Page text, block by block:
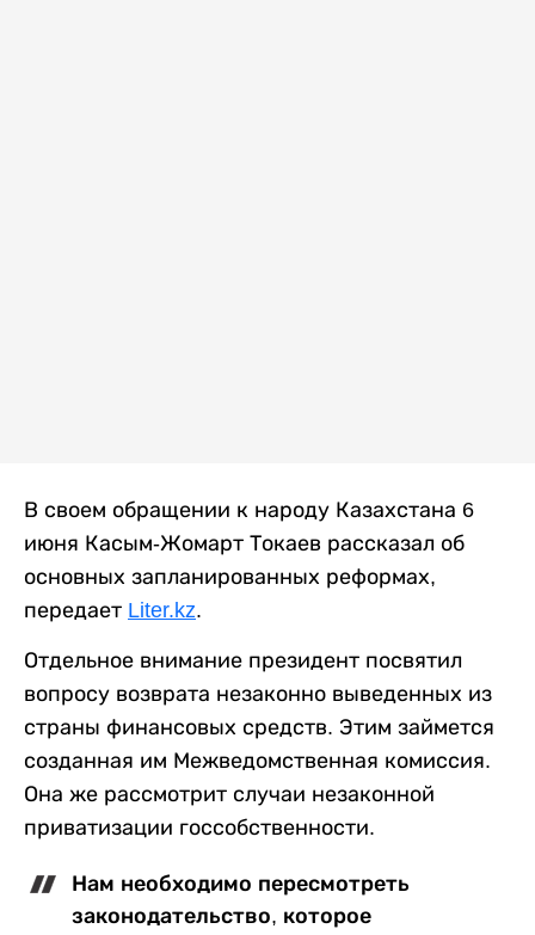
В своем обращении к народу Казахстана 6
июня Касым-Жомарт Токаев рассказал об
основных запланированных реформах,
передает Liter.kz.
Отдельное внимание президент посвятил
вопросу возврата незаконно выведенных из
страны финансовых средств. Этим займется
созданная им Межведомственная комиссия.
Она же рассмотрит случаи незаконной
приватизации госсобственности.
Нам необходимо пересмотреть
законодательство, которое